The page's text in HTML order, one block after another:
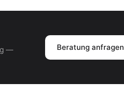
—
Beratung anfragen